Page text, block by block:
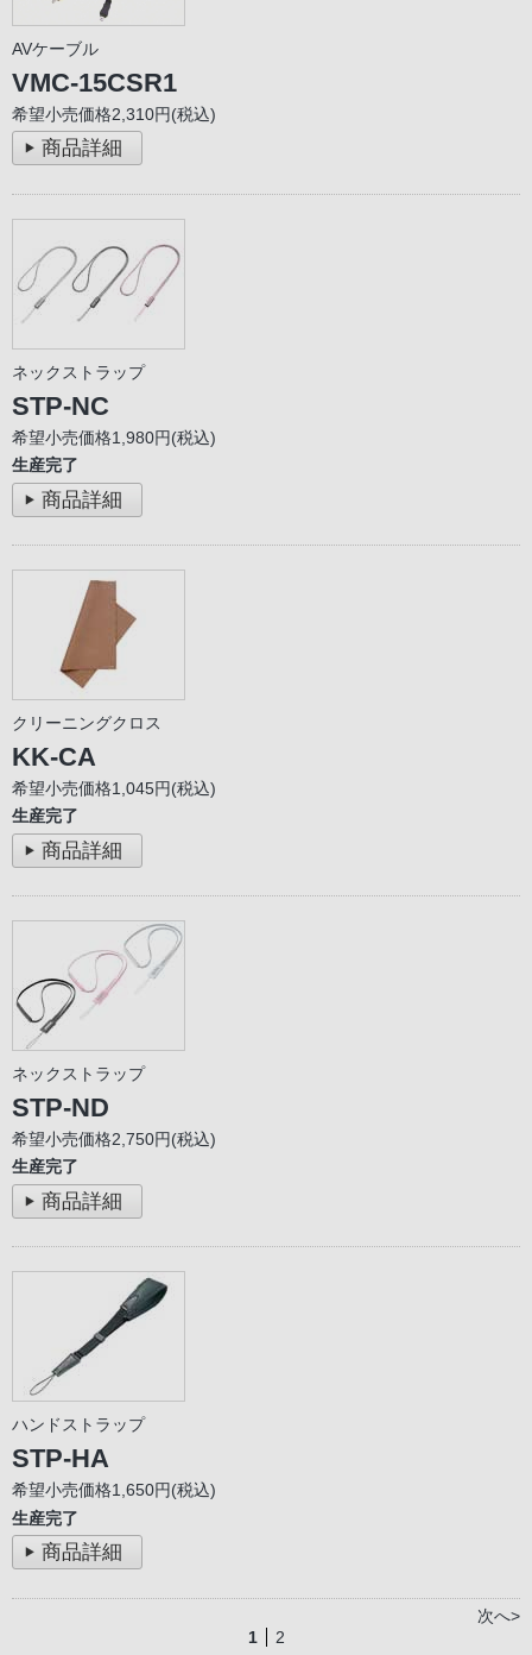
AVケーブル
VMC-15CSR1
希望小売価格2,310円(税込)
商品詳細
ネックストラップ
STP-NC
希望小売価格1,980円(税込)
生産完了
商品詳細
クリーニングクロス
KK-CA
希望小売価格1,045円(税込)
生産完了
商品詳細
ネックストラップ
STP-ND
希望小売価格2,750円(税込)
生産完了
商品詳細
ハンドストラップ
STP-HA
希望小売価格1,650円(税込)
生産完了
商品詳細
次へ>
1
2